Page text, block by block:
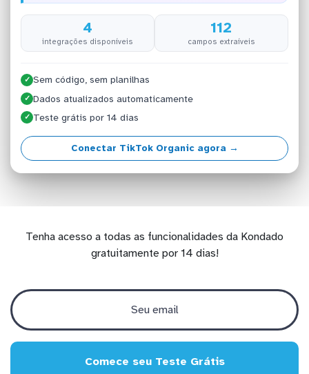
4
integrações disponíveis
112
campos extraíveis
✓ Sem código, sem planilhas
✓ Dados atualizados automaticamente
✓ Teste grátis por 14 dias
Conectar TikTok Organic agora →
Tenha acesso a todas as funcionalidades da Kondado
gratuitamente por 14 dias!
Comece seu Teste Grátis